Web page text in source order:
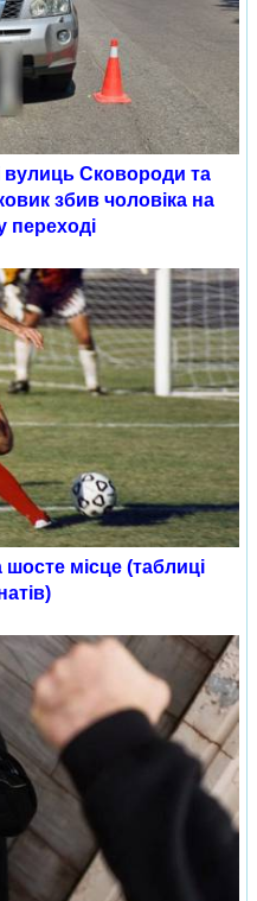
вулиць Сковороди та
збив чоловіка на
переході
місце (таблиці